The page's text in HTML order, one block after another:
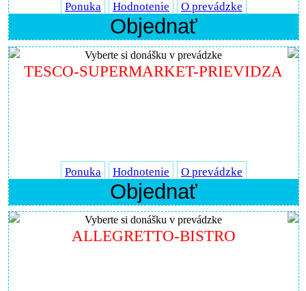
Ponuka Hodnotenie O prevádzke
Objednať
Vyberte si donášku v prevádzke
TESCO-SUPERMARKET-PRIEVIDZA
Ponuka Hodnotenie O prevádzke
Objednať
Vyberte si donášku v prevádzke
ALLEGRETTO-BISTRO